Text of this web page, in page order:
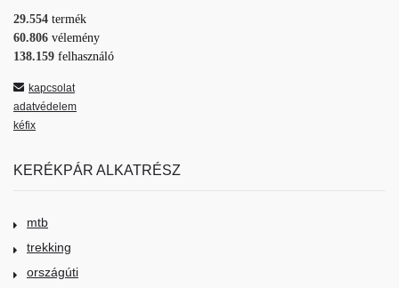
29.554 termék
60.806 vélemény
138.159 felhasználó
kapcsolat
adatvédelem
kéfix
KERÉKPÁR ALKATRÉSZ
mtb
trekking
országúti